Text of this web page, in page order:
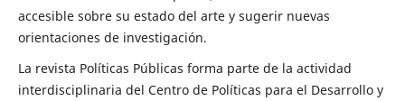
accesible sobre su estado del arte y sugerir nuevas
orientaciones de investigación.
La revista Políticas Públicas forma parte de la actividad
interdisciplinaria del Centro de Políticas para el Desarrollo y